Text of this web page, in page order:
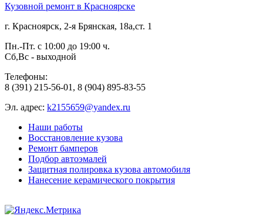
Кузовной ремонт в Красноярске
г. Красноярск, 2-я Брянская, 18а,ст. 1
Пн.-Пт. с 10:00 до 19:00 ч.
Сб,Вс - выходной
Телефоны:
8 (391) 215-56-01 , 8 (904) 895-83-55
Эл. адрес: k2155659@yandex.ru
Наши работы
Восстановление кузова
Ремонт бамперов
Подбор автоэмалей
Защитная полировка кузова автомобиля
Нанесение керамического покрытия